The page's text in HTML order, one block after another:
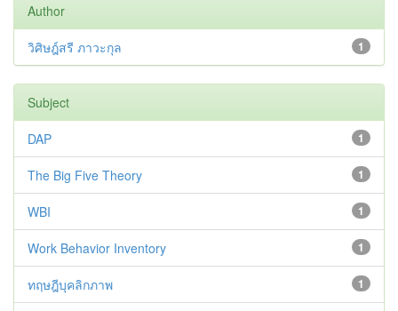
Author
1
วิศิษฎ์สรี ภาวะกุล
Subject
1
DAP
1
The Big Five Theory
1
WBI
1
Work Behavior Inventory
1
ทฤษฎีบุคลิกภาพ